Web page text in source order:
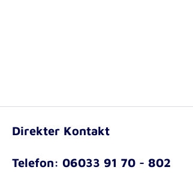
Direkter Kontakt
Telefon: 06033 91 70 - 802